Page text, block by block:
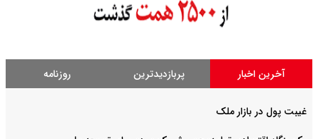
آخرین اخبار پربازدیدترین روزنامه
غیبت پول در بازار ملک